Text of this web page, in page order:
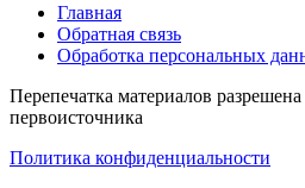
Главная
Обратная связь
Обработка персональных
Перепечатка материалов
первоисточника
Политика конфиденциальности